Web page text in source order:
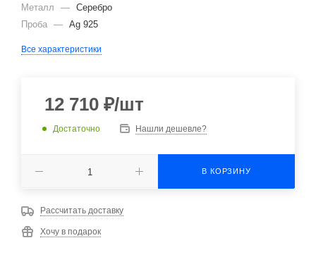
Металл
— Серебро
Проба — Ag 925
Все характеристики
12 710 ₽/шт
Достаточно Нашли дешевле?
В КОРЗИНУ
Рассчитать доставку
Хочу в подарок